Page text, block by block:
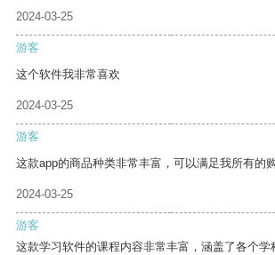
2024-03-25
游客
这个软件我非常喜欢
2024-03-25
游客
这款app的商品种类非常丰富，可以满足我所有的购
2024-03-25
游客
这款学习软件的课程内容非常丰富，涵盖了各个学